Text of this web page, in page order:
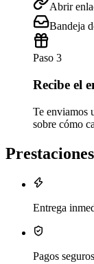
Abrir
Bandeja
Paso 3
Recibe el
Te enviamos
sobre cómo
Entrega
Pagos